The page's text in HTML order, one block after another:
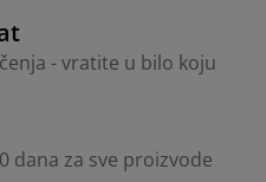
- vratite u bilo koju
dana za sve proizvode